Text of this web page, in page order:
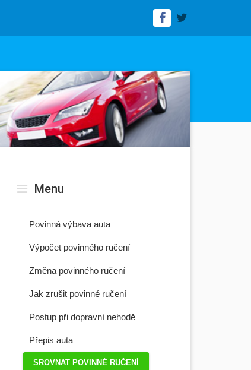
Menu
Povinná výbava auta
Výpočet povinného ručení
Změna povinného ručení
Jak zrušit povinné ručení
Postup při dopravní nehodě
Přepis auta
SROVNAT POVINNÉ RUČENÍ